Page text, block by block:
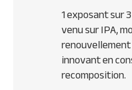
1 exposant sur
venu surIPA,
innovant en
recomposition.